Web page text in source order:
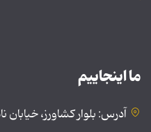
ما اینجاییم
آدرس: بلوار کشاورز،